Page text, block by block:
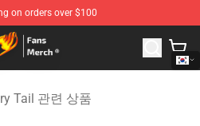
on orders over $100
Fairy Tail Merchandise Shop
Tail 관련 상품